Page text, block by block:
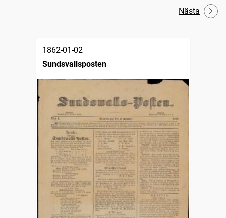
Nästa
1862-01-02
Sundsvallsposten